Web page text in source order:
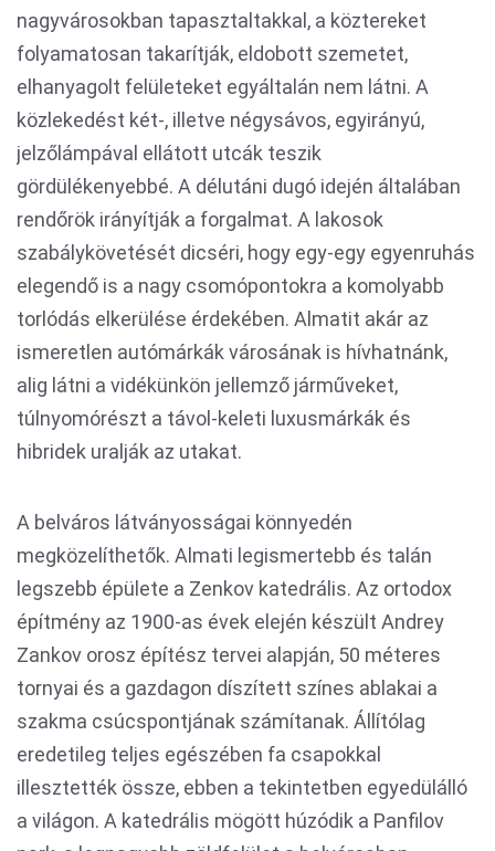
nagyvárosokban tapasztaltakkal, a köztereket
folyamatosan takarítják, eldobott szemetet,
elhanyagolt felületeket egyáltalán nem látni. A
közlekedést két-, illetve négysávos, egyirányú,
jelzőlámpával ellátott utcák teszik
gördülékenyebbé. A délutáni dugó idején általában
rendőrök irányítják a forgalmat. A lakosok
szabálykövetését dicséri, hogy egy-egy egyenruhás
elegendő is a nagy csomópontokra a komolyabb
torlódás elkerülése érdekében. Almatit akár az
ismeretlen autómárkák városának is hívhatnánk,
alig látni a vidékünkön jellemző járműveket,
túlnyomórészt a távol-keleti luxusmárkák és
hibridek uralják az utakat.
A belváros látványosságai könnyedén
megközelíthetők. Almati legismertebb és talán
legszebb épülete a Zenkov katedrális. Az ortodox
építmény az 1900-as évek elején készült Andrey
Zankov orosz építész tervei alapján, 50 méteres
tornyai és a gazdagon díszített színes ablakai a
szakma csúcspontjának számítanak. Állítólag
eredetileg teljes egészében fa csapokkal
illesztették össze, ebben a tekintetben egyedülálló
a világon. A katedrális mögött húzódik a Panfilov